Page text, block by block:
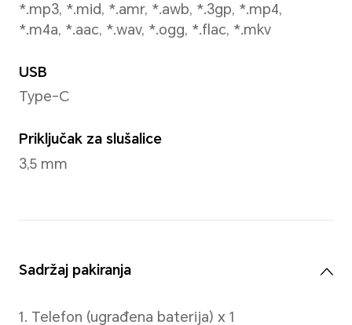
biti malo veći ili malo manji od
Tip
Litij-ionska polimerska
*Stvarna snaga punjenja bit će
skladu s različitim situacijama.